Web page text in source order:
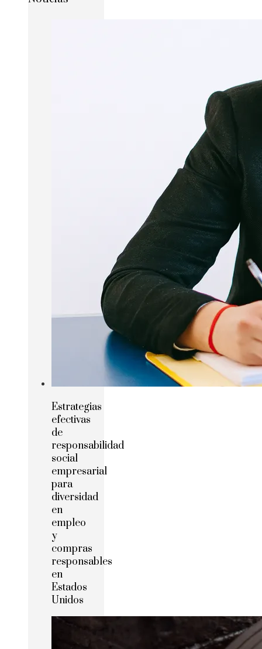
Estrategias
efectivas
de
responsabilidad
social
empresarial
para
diversidad
en
empleo
y
compras
responsables
en
Estados
Unidos